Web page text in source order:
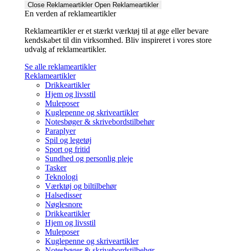
Close Reklameartikler Open Reklameartikler
En verden af reklameartikler ​
Reklameartikler er et stærkt værktøj til at øge eller bevare
kendskabet til din virksomhed. Bliv inspireret i vores store
udvalg af reklameartikler.
Se alle reklameartikler
Reklameartikler
Drikkeartikler
Hjem og livsstil
Muleposer
Kuglepenne og skriveartikler
Notesbøger & skrivebordstilbehør
Paraplyer
Spil og legetøj
Sport og fritid
Sundhed og personlig pleje
Tasker
Teknologi
Værktøj og biltilbehør
Halsedisser
Nøglesnore
Drikkeartikler
Hjem og livsstil
Muleposer
Kuglepenne og skriveartikler